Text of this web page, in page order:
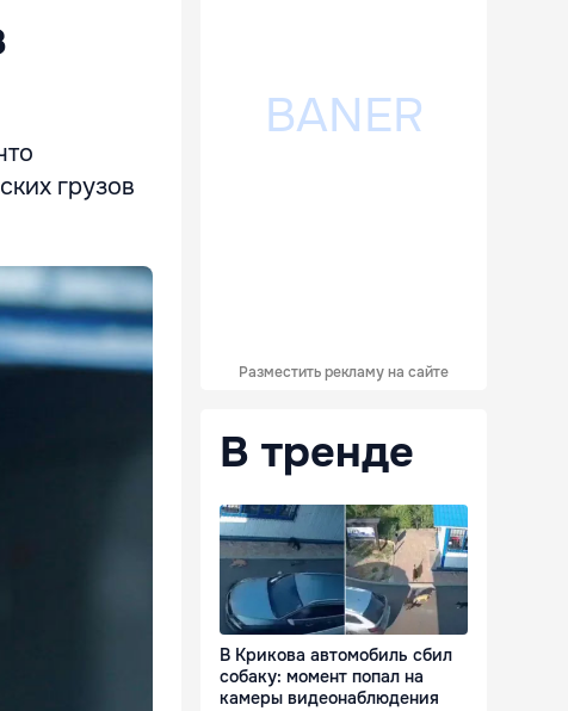
грузов
Разместить рекламу на сайте
В тренде
В Крикова автомобиль сбил
собаку: момент попал на
камеры видеонаблюдения